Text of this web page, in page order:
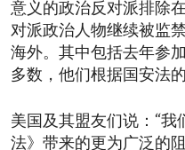
意义的政治反对派排除
对派政治人物继续被监
海外。其中包括去年参
多数，他们根据国安法
美国及其盟友们说：“
法》带来的更为广泛的